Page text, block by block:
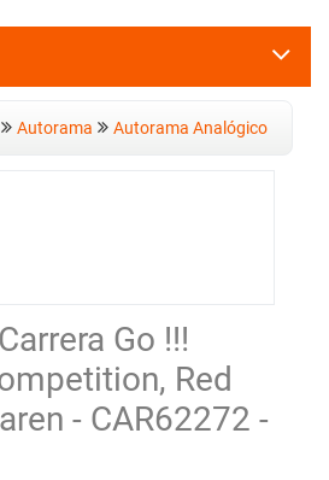
Autorama Autorama Analógico
Go !!!
Red
- CAR62272 -